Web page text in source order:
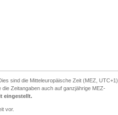
sind die Mitteleuropäische Zeit (MEZ, UTC+1)
die Zeitangaben auch auf ganzjährige MEZ-
eingestellt.
vor.